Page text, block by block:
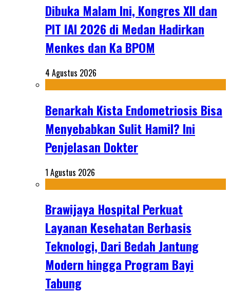
Dibuka Malam Ini, Kongres XII dan
PIT IAI 2026 di Medan Hadirkan
Menkes dan Ka BPOM
4 Agustus 2026
Benarkah Kista Endometriosis Bisa
Menyebabkan Sulit Hamil? Ini
Penjelasan Dokter
1 Agustus 2026
Brawijaya Hospital Perkuat
Layanan Kesehatan Berbasis
Teknologi, Dari Bedah Jantung
Modern hingga Program Bayi
Tabung